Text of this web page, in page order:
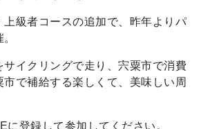
上級者コースの追加で、昨年よりパ
サイクリングで走り、宍粟市で消費
市で補給する楽しくて、美味しい周
登録して参加してください。